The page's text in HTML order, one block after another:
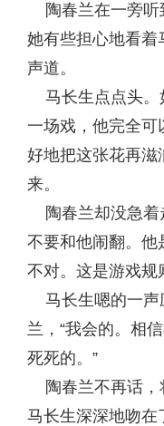
陶春兰在一旁听
她有些担心地看着
声道。
马长生点点头。
一场戏，他完全可
好地把这张花再滋
来。
陶春兰却没急着
不要和他闹翻。他
不对。这是游戏规
马长生嗯的一声
兰，“我会的。相
死死的。”
陶春兰不再话，
马长生深深地吻在